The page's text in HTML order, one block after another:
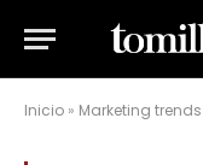
Inicio » Marketing trends